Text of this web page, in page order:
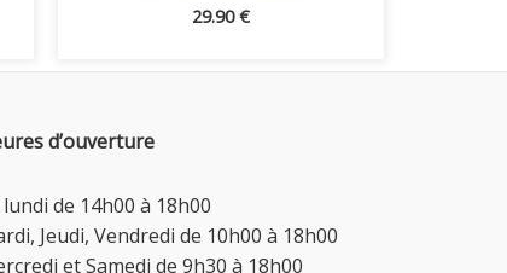
29.90€
d’ouverture
lundi de 14h00 à 18h00
Jeudi, Vendredi de 10h00 à 18h00
et Samedi de 9h30 à 18h00